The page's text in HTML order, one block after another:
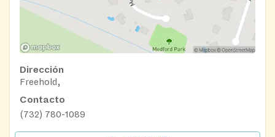
Dirección
Freehold,
Contacto
(732) 780-1089